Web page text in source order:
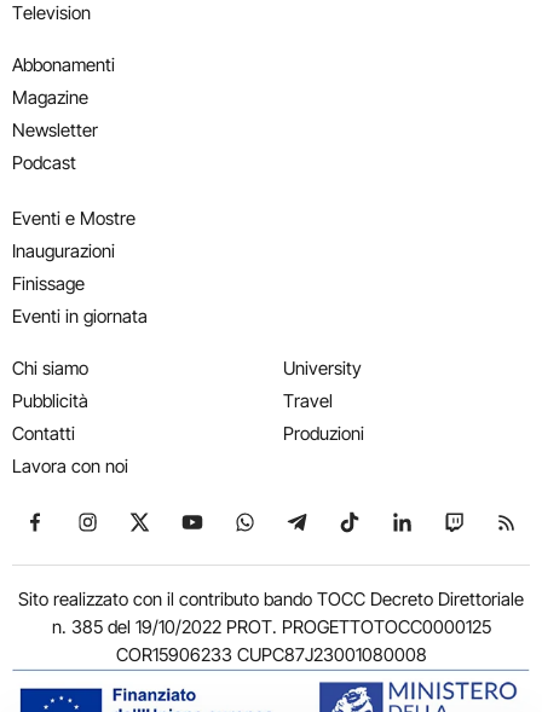
Television
Abbonamenti
Magazine
Newsletter
Podcast
Eventi e Mostre
Inaugurazioni
Finissage
Eventi in giornata
Chi siamo
Pubblicità
Contatti
Lavora con noi
University
Travel
Produzioni
Seguici su Facebook
Seguici su Instagram
Seguici su X
Seguici su YouTube
Seguici su WhatsApp
Seguici su Telegram
Seguici su TikTok
Seguici su
Seguici
Sito realizzato con il contributo bando TOCC Decreto Direttoriale
n. 385 del 19/10/2022 PROT. PROGETTOTOCC0000125
COR15906233 CUPC87J23001080008